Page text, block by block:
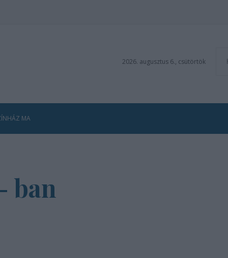
2026. augusztus 6., csütörtök
MA
ban